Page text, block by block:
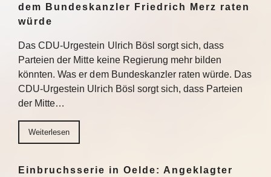
dem Bundeskanzler Friedrich Merz raten
würde
Das CDU-Urgestein Ulrich Bösl sorgt sich, dass
Parteien der Mitte keine Regierung mehr bilden
könnten. Was er dem Bundeskanzler raten würde. Das
CDU-Urgestein Ulrich Bösl sorgt sich, dass Parteien
der Mitte…
Weiterlesen
Einbruchsserie in Oelde: Angeklagter